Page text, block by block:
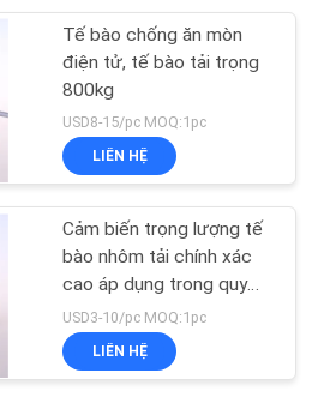
song
55
Tế bào chống ăn mòn
điện tử, tế bào tải trọng
800kg
USD8-15/pc MOQ:1pc
LIÊN HỆ
Cảm biến trọng lượng tế
bào nhôm tải chính xác
cao áp dụng trong quy
mô nhà bếp
USD3-10/pc MOQ:1pc
LIÊN HỆ